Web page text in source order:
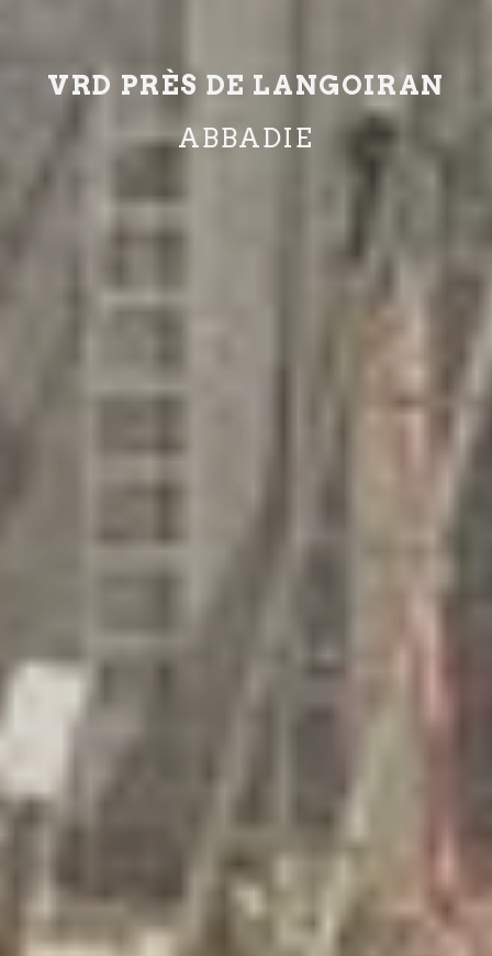
VRD PRÈS DE LANGOIRAN
ABBADIE